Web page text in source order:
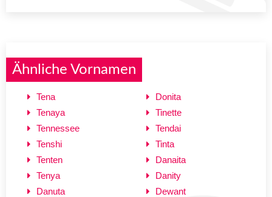
Ähnliche Vornamen
Tena
Tenaya
Tennessee
Tenshi
Tenten
Tenya
Danuta
Donita
Tinette
Tendai
Tinta
Danaita
Danity
Dewant